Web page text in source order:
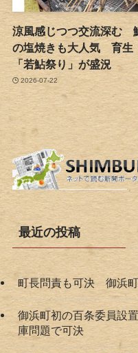
涼風感じつつ交流深む
の塩焼きも大人気 育生
「若鮎祭り」が盛況
2026-07-22
最近の投稿
町長問責も可決 御浜
御浜町初の百条委員設
庫問題で可決